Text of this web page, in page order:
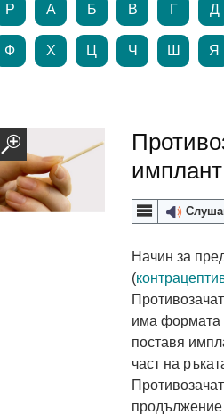
P А Б В Г Д
Ф Х Ц Ч Ш Я
имплант
Начин за
(
има формата
поставя
част на
продължение